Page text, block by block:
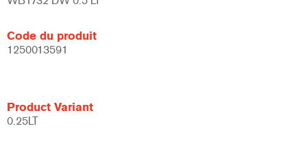
Code du produit
1250013591
Product Variant
0.25LT